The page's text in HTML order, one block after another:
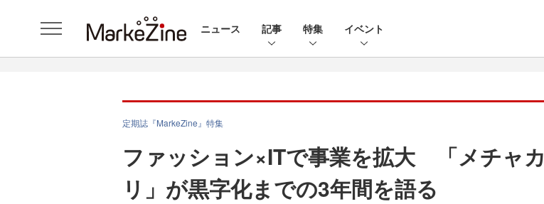
ニュース 記事 特集 イベント
定期誌『MarkeZine』特集
ファッション×ITで事業を拡大 「メチャカ
リ」が黒字化までの3年間を語る